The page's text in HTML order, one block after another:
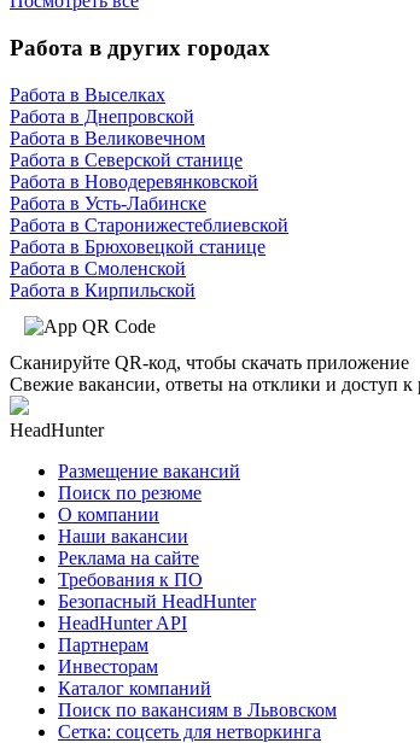
Работа в других городах
Работа в Выселках
Работа в Днепровской
Работа в Великовечном
Работа в Северской станице
Работа в Новодеревянковской
Работа в Усть-Лабинске
Работа в Старонижестеблиевской
Работа в Брюховецкой станице
Работа в Смоленской
Работа в Кирпильской
Сканируйте QR-код, чтобы скачать приложение
Свежие вакансии, ответы на отклики и доступ
HeadHunter
Размещение вакансий
Поиск по резюме
О компании
Наши вакансии
Реклама на сайте
Требования к ПО
Безопасный HeadHunter
HeadHunter API
Партнерам
Инвесторам
Каталог компаний
Поиск по вакансиям в Львовском
Сетка: соцсеть для нетворкинга